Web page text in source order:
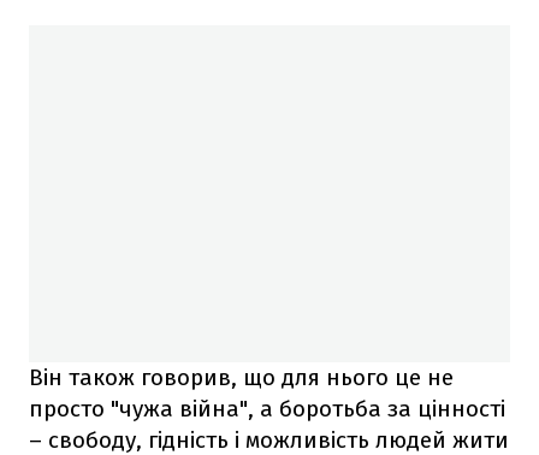
Він також говорив, що для нього це не
просто "чужа війна", а боротьба за цінності
– свободу, гідність і можливість людей жити